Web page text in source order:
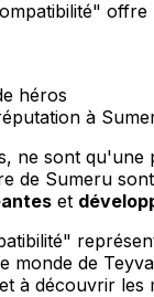
héros
à
ne sont
de Sumeru
et
de
à découvrir